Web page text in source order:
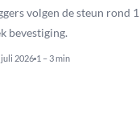
volgen de steun rond 1
bevestiging.
2026 1 – 3 min